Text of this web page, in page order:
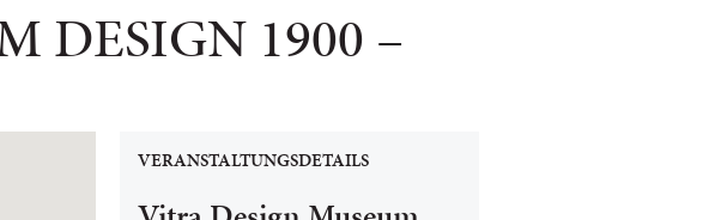
DESIGN 1900 –
VERANSTALTUNGSDETAILS